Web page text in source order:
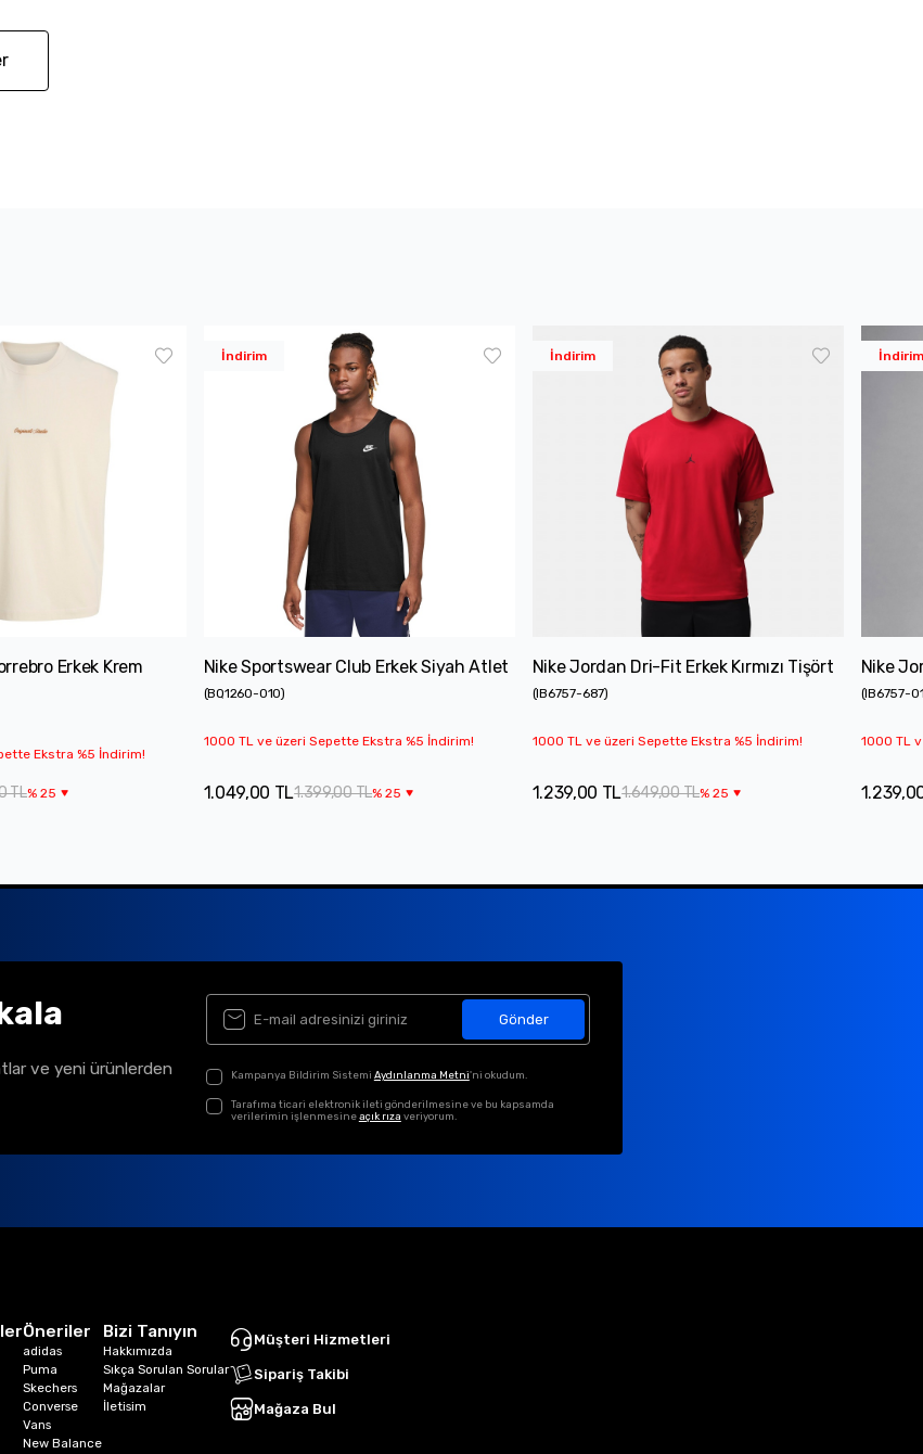
Erkek Krem
Ekstra %5 İndirim!
TL% 25
İndirim
Nike Sportswear Club Erkek Siyah Atlet
(BQ1260-010)
1000 TL ve üzeri Sepette Ekstra %5 İndirim!
1.399,00 TL%25
1.049,00 TL
İndirim
Nike Jordan Dri-Fit Erkek Kırmızı Tişört
(IB6757-687)
1000 TL ve üzeri Sepette Ekstra %5 İndirim!
1.649,00 TL%25
1.239,00 TL
İndirim
Nike
(IB6757-
1000 TL
ve yeni ürünlerden
Gönder
Kampanya Bildirim Sistemi Aydınlanma Metni'ni okudum.
Tarafıma ticari elektronik ileti gönderilmesine ve bu kapsamda
verilerimin işlenmesineaçık rıza veriyorum.
Öneriler
adidas
Puma
Skechers
Converse
Vans
New Balance
Bizi Tanıyın
Hakkımızda
Sıkça Sorulan Sorular
Mağazalar
İletisim
Müşteri Hizmetleri
Sipariş Takibi
Mağaza Bul